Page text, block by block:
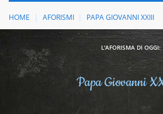
HOME AFORISMI PAPA GIOVANNI XXIII
L'AFORISMA DI OGGI:
Papa Giovanni